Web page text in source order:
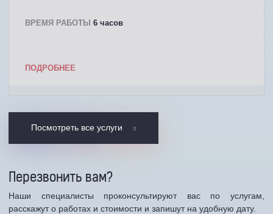
ВРЕМЯ РАБОТЫ 6 часов
ПОДРОБНЕЕ
Посмотреть все услуги
Перезвонить вам?
Наши специалисты проконсультируют вас по услугам,
расскажут о работах и стоимости и запишут на удобную дату.